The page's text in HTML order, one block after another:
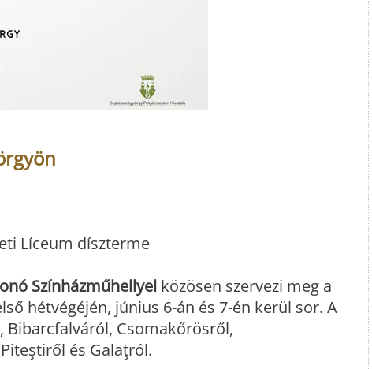
Líceum díszterme
Színházműhellyel közösen szervezi meg a
hétvégéjén, június 6-án és 7-én kerül sor. A
Bibarcfalváról, Csomakőrösről,
és Galaţról.